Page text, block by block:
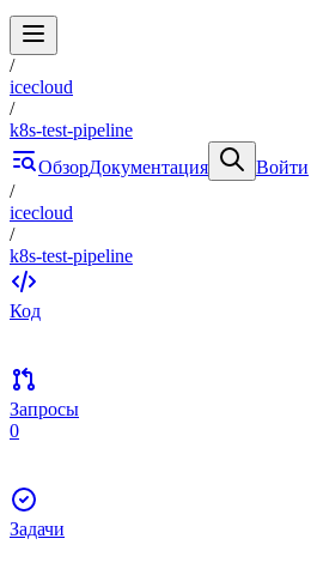
/
icecloud
/
k8s-test-pipeline
ОбзорДокументация
Войти
/
icecloud
/
k8s-test-pipeline
Код
Запросы
0
Задачи